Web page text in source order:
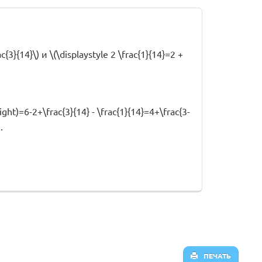
ПЕЧАТЬ
и \(\displaystyle 2 \frac{1}{14}=2 +
2+\frac{3}{14} - \frac{1}{14}=4+\frac{3-